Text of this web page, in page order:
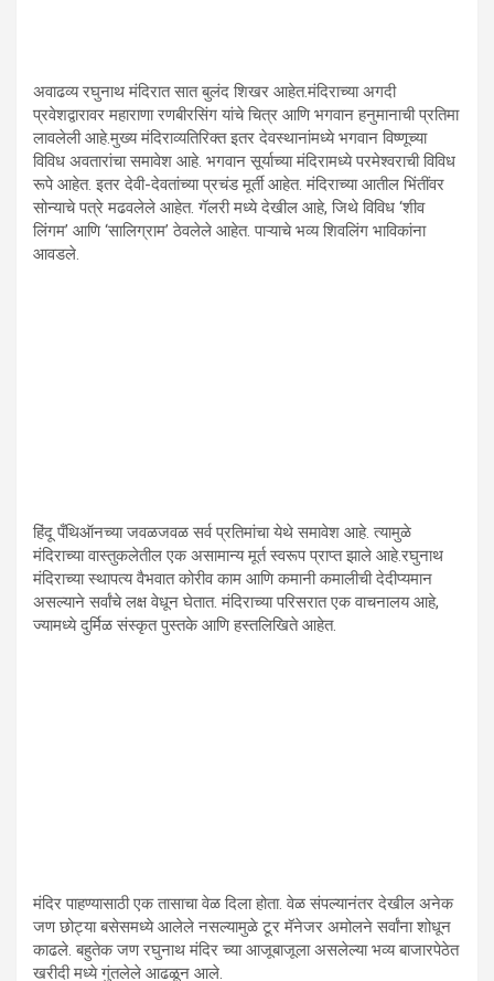
अवाढव्य रघुनाथ मंदिरात सात बुलंद शिखर आहेत.मंदिराच्या अगदी
प्रवेशद्वारावर महाराणा रणबीरसिंग यांचे चित्र आणि भगवान हनुमानाची प्रतिमा
लावलेली आहे.मुख्य मंदिराव्यतिरिक्त इतर देवस्थानांमध्ये भगवान विष्णूच्या
विविध अवतारांचा समावेश आहे. भगवान सूर्याच्या मंदिरामध्ये परमेश्वराची विविध
रूपे आहेत. इतर देवी-देवतांच्या प्रचंड मूर्ती आहेत. मंदिराच्या आतील भिंतींवर
सोन्याचे पत्रे मढवलेले आहेत. गॅलरी मध्ये देखील आहे, जिथे विविध ‘शीव
लिंगम’ आणि ‘सालिग्राम’ ठेवलेले आहेत. पाऱ्याचे भव्य शिवलिंग भाविकांना
आवडले.
हिंदू पँथिऑनच्या जवळजवळ सर्व प्रतिमांचा येथे समावेश आहे. त्यामुळे
मंदिराच्या वास्तुकलेतील एक असामान्य मूर्त स्वरूप प्राप्त झाले आहे.रघुनाथ
मंदिराच्या स्थापत्य वैभवात कोरीव काम आणि कमानी कमालीची देदीप्यमान
असल्याने सर्वांचे लक्ष वेधून घेतात. मंदिराच्या परिसरात एक वाचनालय आहे,
ज्यामध्ये दुर्मिळ संस्कृत पुस्तके आणि हस्तलिखिते आहेत.
मंदिर पाहण्यासाठी एक तासाचा वेळ दिला होता. वेळ संपल्यानंतर देखील अनेक
जण छोट्या बसेसमध्ये आलेले नसल्यामुळे टूर मॅनेजर अमोलने सर्वांना शोधून
काढले. बहुतेक जण रघुनाथ मंदिर च्या आजूबाजूला असलेल्या भव्य बाजारपेठेत
खरीदी मध्ये गुंतलेले आढळून आले.